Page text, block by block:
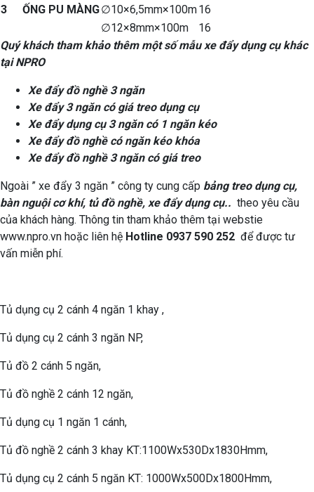
3 ỐNG PU MÀNG∅10×6,5mm×100m16
∅12×8mm×100m
16
Quý khách tham khảo thêm một số mẫu xe đẩy dụng cụ khác
tại NPRO
Xe đẩy đồ nghề 3 ngăn
Xe đẩy 3 ngăn có giá treo dụng cụ
Xe đẩy dụng cụ 3 ngăn có 1 ngăn kéo
Xe đẩy đồ nghề có ngăn kéo khóa
Xe đẩy đồ nghề 3 ngăn có giá treo
Ngoài ” xe đẩy 3 ngăn ” công ty cung cấp bảng treo dụng cụ,
bàn nguội cơ khí, tủ đồ nghề, xe đẩy dụng cụ.. theo yêu cầu
của khách hàng. Thông tin tham khảo thêm tại webstie
www.npro.vn hoặc liên hệ Hotline 0937 590 252 để được tư
vấn miễn phí.
Tủ dụng cụ 2 cánh 4 ngăn 1 khay ,
Tủ dụng cụ 2 cánh 3 ngăn NP,
Tủ đồ 2 cánh 5 ngăn,
Tủ đồ nghề 2 cánh 12 ngăn,
Tủ dụng cụ 1 ngăn 1 cánh,
Tủ đồ nghề 2 cánh 3 khay KT:1100Wx530Dx1830Hmm,
Tủ dụng cụ 2 cánh 5 ngăn KT: 1000Wx500Dx1800Hmm,